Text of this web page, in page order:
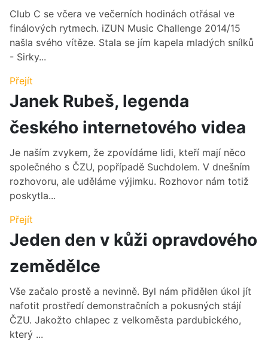
Club C se včera ve večerních hodinách otřásal ve
finálových rytmech. iZUN Music Challenge 2014/15
našla svého vítěze. Stala se jím kapela mladých snílků
- Sirky...
Přejít
Janek Rubeš, legenda
českého internetového videa
Je naším zvykem, že zpovídáme lidi, kteří mají něco
společného s ČZU, popřípadě Suchdolem. V dnešním
rozhovoru, ale uděláme výjimku. Rozhovor nám totiž
poskytla...
Přejít
Jeden den v kůži opravdového
zemědělce
Vše začalo prostě a nevinně. Byl nám přidělen úkol jít
nafotit prostředí demonstračních a pokusných stájí
ČZU. Jakožto chlapec z velkoměsta pardubického,
který ...